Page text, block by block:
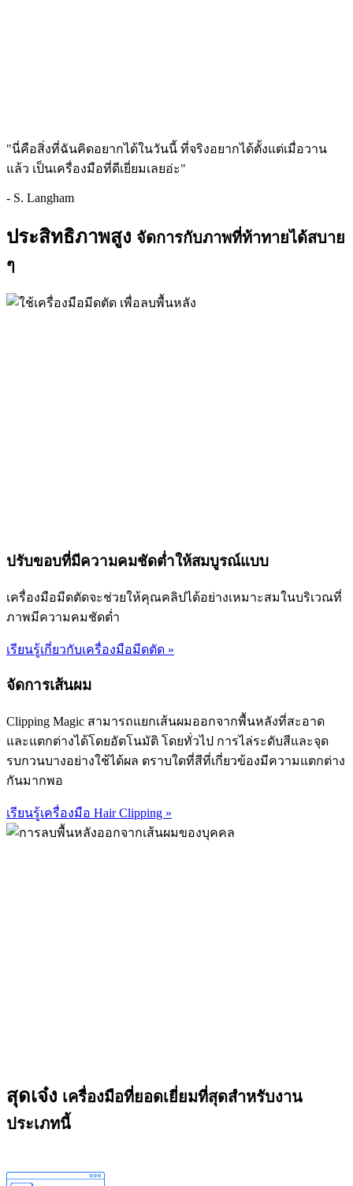
"นี่คือสิ่งที่ฉันคิดอยากได้ในวันนี้ ที่จริงอยากได้ตั้งแต่เมื่อวาน
แล้ว เป็นเครื่องมือที่ดีเยี่ยมเลยอ่ะ"
- S. Langham
ประสิทธิภาพสูง จัดการกับภาพที่ท้าทายได้สบาย
ๆ
ปรับขอบที่มีความคมชัดต่ำให้สมบูรณ์แบบ
เครื่องมือมีดตัดจะช่วยให้คุณคลิปได้อย่างเหมาะสมในบริเวณที่
ภาพมีความคมชัดต่ำ
เรียนรู้เกี่ยวกับเครื่องมือมีดตัด »
จัดการเส้นผม
Clipping Magic สามารถแยกเส้นผมออกจากพื้นหลังที่สะอาด
และแตกต่างได้โดยอัตโนมัติ โดยทั่วไป การไล่ระดับสีและจุด
รบกวนบางอย่างใช้ได้ผล ตราบใดที่สีที่เกี่ยวข้องมีความแตกต่าง
กันมากพอ
เรียนรู้เครื่องมือ Hair Clipping »
สุดเจ๋ง เครื่องมือที่ยอดเยี่ยมที่สุดสำหรับงาน
ประเภทนี้